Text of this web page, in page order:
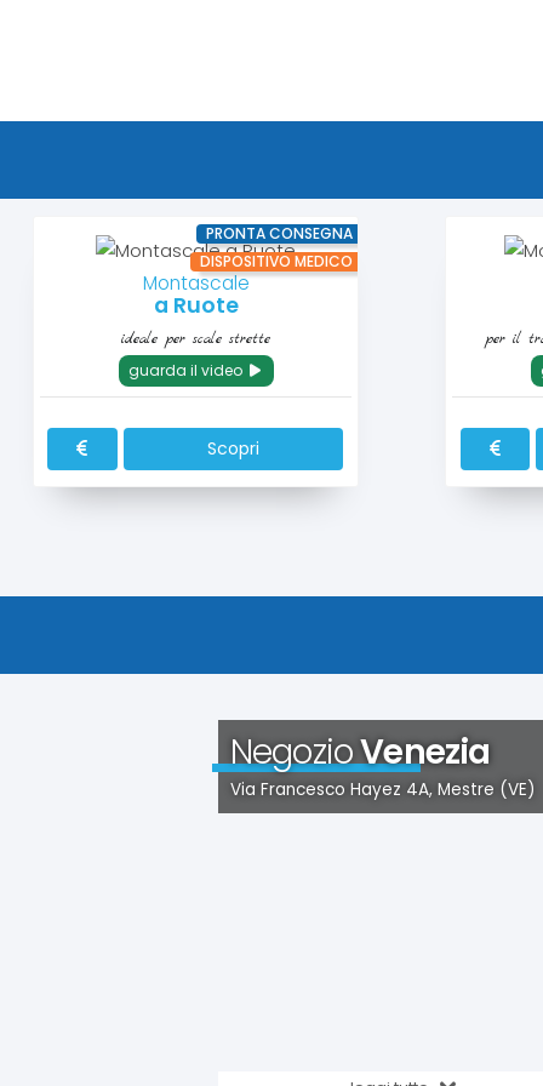
PRONTA CONSEGNA
DISPOSITIVO MEDICO
Montascale
a Ruote
ideale per scale strette
guarda il video
Scopri
per il
NegozioVenezia
Via Francesco Hayez 4A, Mestre (VE)